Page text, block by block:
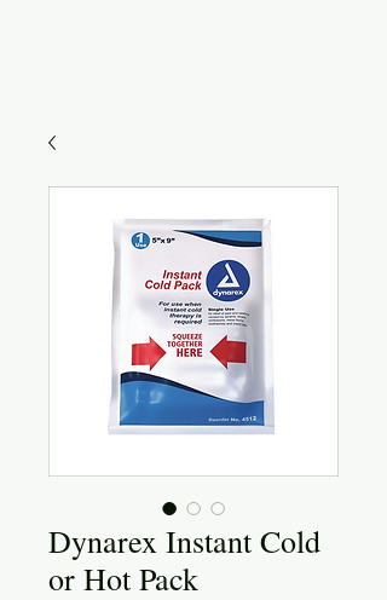
Dynarex Instant Cold
or Hot Pack